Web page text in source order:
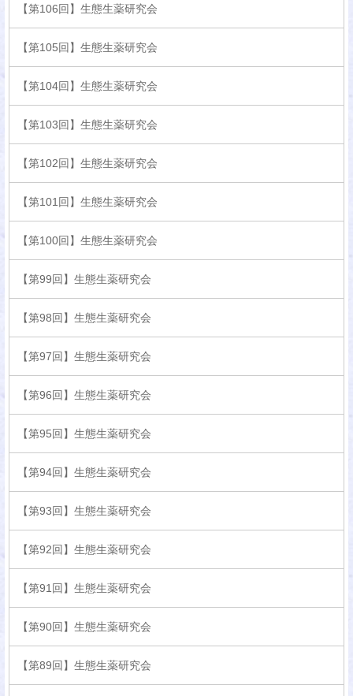
【第106回】生態生薬研究会
【第105回】生態生薬研究会
【第104回】生態生薬研究会
【第103回】生態生薬研究会
【第102回】生態生薬研究会
【第101回】生態生薬研究会
【第100回】生態生薬研究会
【第99回】生態生薬研究会
【第98回】生態生薬研究会
【第97回】生態生薬研究会
【第96回】生態生薬研究会
【第95回】生態生薬研究会
【第94回】生態生薬研究会
【第93回】生態生薬研究会
【第92回】生態生薬研究会
【第91回】生態生薬研究会
【第90回】生態生薬研究会
【第89回】生態生薬研究会